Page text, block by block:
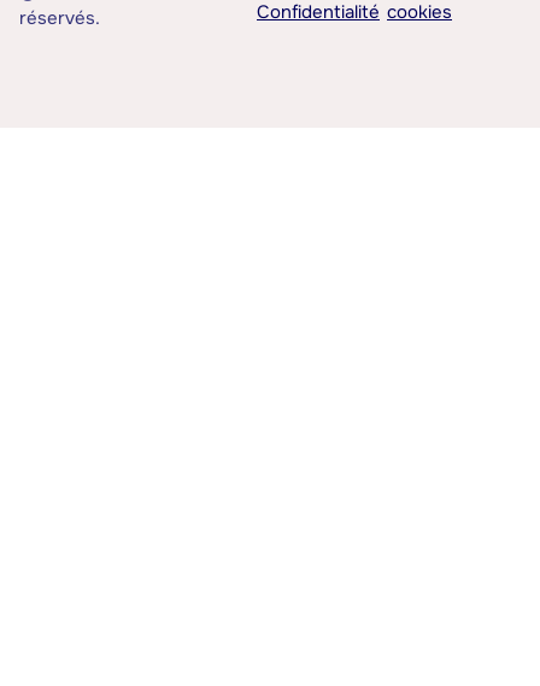
réservés.
Confidentialité cookies